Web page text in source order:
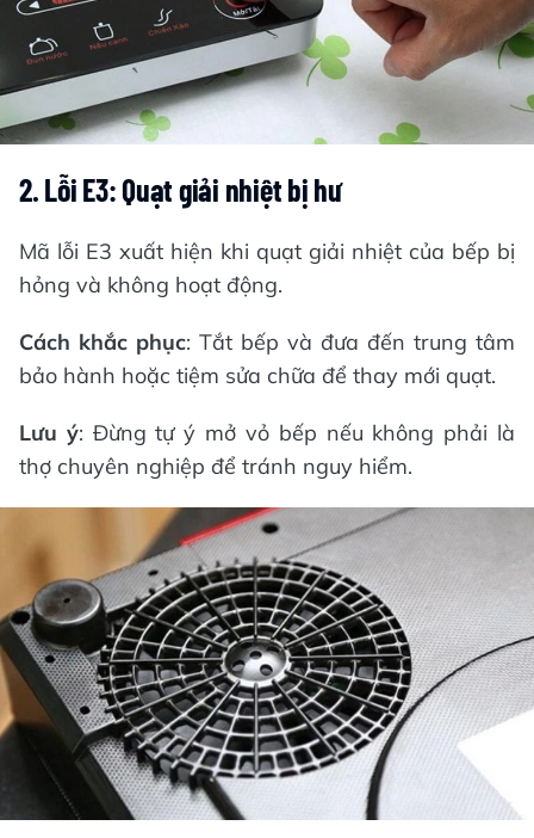
2. Lỗi E3: Quạt giải nhiệt bị hư
Mã lỗi E3 xuất hiện khi quạt giải nhiệt của bếp bị
hỏng và không hoạt động.
Cách khắc phục: Tắt bếp và đưa đến trung tâm
bảo hành hoặc tiệm sửa chữa để thay mới quạt.
Lưu ý: Đừng tự ý mở vỏ bếp nếu không phải là
thợ chuyên nghiệp để tránh nguy hiểm.